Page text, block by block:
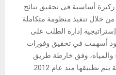
أساسية في تحقيق نتائج
خلال تنفيذ منظومة متكاملة
إدارة الطلب على
أسهمت في تحقيق وفورات
والمياه، وفق خارطة طريق
منذ عام 2012.